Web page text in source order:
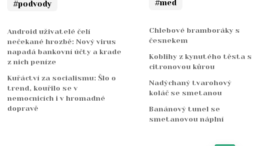
#podvody
Android uživatelé čelí
nečekané hrozbě: Nový virus
napadá bankovní účty a krade
z nich peníze
Kuřáctví za socialismu: Šlo o
trend, kouřilo se v
nemocnicích i v hromadné
dopravě
#med
Chlebové bramboráky s
česnekem
Koblihy z kynutého těsta s
citronovou kůrou
Nadýchaný tvarohový
koláč se smetanou
Banánový tunel se
smetanovou náplní